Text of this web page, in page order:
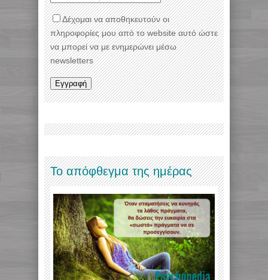
Δέχομαι να αποθηκευτούν οι
πληροφορίες μου από το website αυτό ώστε
να μπορεί να με ενημερώνει μέσω
newsletters
Το απόφθεγμα της ημέρας